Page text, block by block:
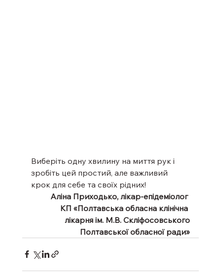
Виберіть одну хвилину на миття рук і
зробіть цей простий, але важливий
крок для себе та своїх рідних!
Аліна Приходько, лікар-епідеміолог
КП «Полтавська обласна клінічна
лікарня ім. М.В. Скліфосовського
Полтавської обласної ради»